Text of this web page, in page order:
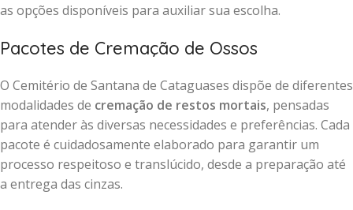
as opções disponíveis para auxiliar sua escolha.
Pacotes de Cremação de Ossos
O Cemitério de Santana de Cataguases dispõe de diferentes
modalidades de cremação de restos mortais, pensadas
para atender às diversas necessidades e preferências. Cada
pacote é cuidadosamente elaborado para garantir um
processo respeitoso e translúcido, desde a preparação até
a entrega das cinzas.